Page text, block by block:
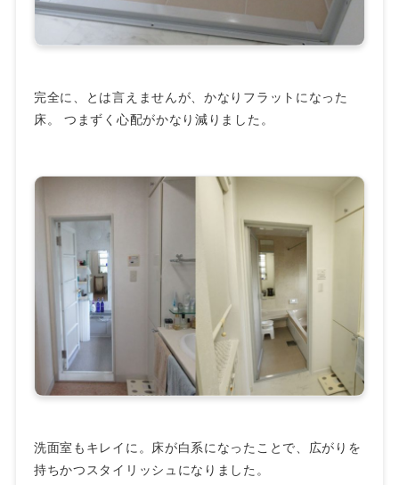
完全に、とは言えませんが、かなりフラットになった
床。 つまずく心配がかなり減りました。
洗面室もキレイに。床が白系になったことで、広がりを
持ちかつスタイリッシュになりました。